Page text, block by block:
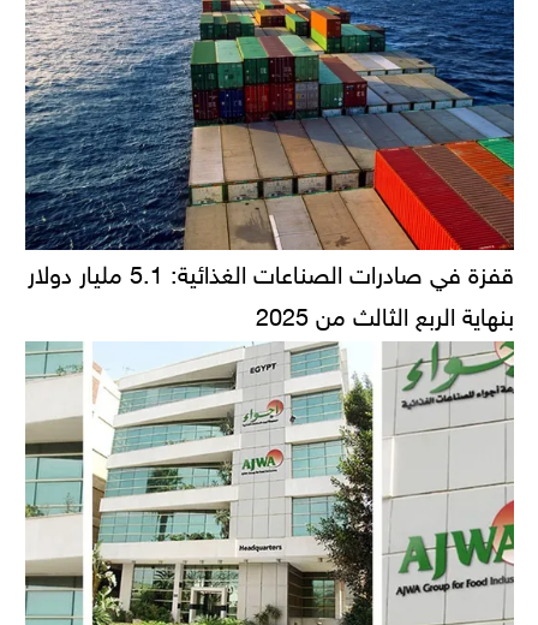
قفزة في صادرات الصناعات الغذائية: 5.1 مليار دولار
بنهاية الربع الثالث من 2025